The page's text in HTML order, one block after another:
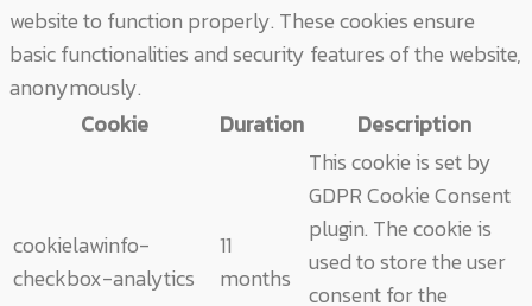
website to function properly. These cookies ensure
basic functionalities and security features of the website,
anonymously.
Cookie
Duration Description
cookielawinfo-
checkbox-analytics
11
months
This cookie is set by
GDPR Cookie Consent
plugin. The cookie is
used to store the user
consent for the